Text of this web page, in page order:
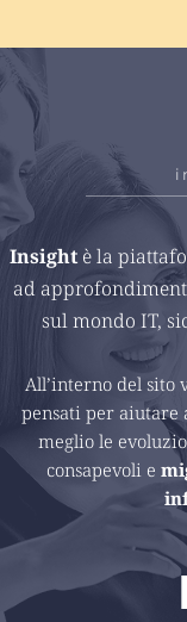
Insight è la
ad
sul mondo IT,
All’interno del sito
pensati per aiutare
meglio le
consapevoli e